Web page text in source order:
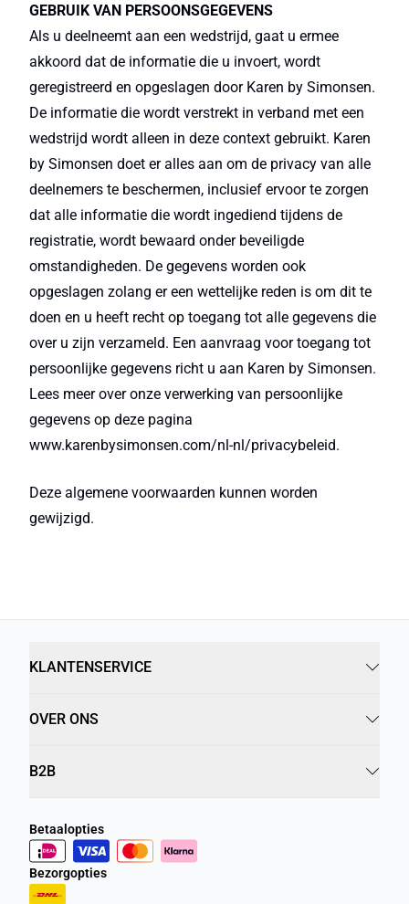
GEBRUIK VAN PERSOONSGEGEVENS
Als u deelneemt aan een wedstrijd, gaat u ermee
akkoord dat de informatie die u invoert, wordt
geregistreerd en opgeslagen door Karen by Simonsen.
De informatie die wordt verstrekt in verband met een
wedstrijd wordt alleen in deze context gebruikt. Karen
by Simonsen doet er alles aan om de privacy van alle
deelnemers te beschermen, inclusief ervoor te zorgen
dat alle informatie die wordt ingediend tijdens de
registratie, wordt bewaard onder beveiligde
omstandigheden. De gegevens worden ook
opgeslagen zolang er een wettelijke reden is om dit te
doen en u heeft recht op toegang tot alle gegevens die
over u zijn verzameld. Een aanvraag voor toegang tot
persoonlijke gegevens richt u aan Karen by Simonsen.
Lees meer over onze verwerking van persoonlijke
gegevens op deze pagina
www.karenbysimonsen.com/nl-nl/privacybeleid.
Deze algemene voorwaarden kunnen worden
gewijzigd.
KLANTENSERVICE
OVER ONS
B2B
Betaalopties
Bezorgopties